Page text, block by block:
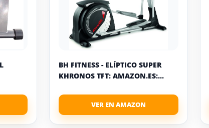
BH FITNESS - ELÍPTICO SUPER
KHRONOS TFT: AMAZON.ES:...